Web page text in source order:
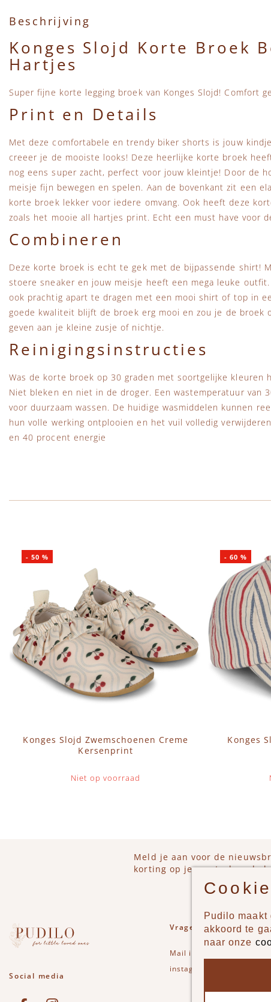
Beschrijving
Konges Slojd Korte Broek
Hartjes
Super fijne korte legging broek van Konges Slojd! Comfort
Print en Details
Met deze comfortabele en trendy biker shorts is jouw
creeer je de mooiste looks! Deze heerlijke korte broek
nog eens super zacht, perfect voor jouw kleintje! Door de
meisje fijn bewegen en spelen. Aan de bovenkant zit een
korte broek lekker voor iedere omvang. Ook heeft deze
zoals het mooie all hartjes print. Echt een must have voor
Combineren
Deze korte broek is echt te gek met de bijpassende shirt!
stoere sneaker en jouw meisje heeft een mega leuke
ook prachtig apart te dragen met een mooi shirt of top in
goede kwaliteit blijft de broek erg mooi en zou je de broek
geven aan je kleine zusje of nichtje.
Reinigingsinstructies
Was de korte broek op 30 graden met soortgelijke kleuren
Niet bleken en niet in de droger. Een wastemperatuur van
voor duurzaam wassen. De huidige wasmiddelen kunnen
hun volle werking ontplooien en het vuil volledig
en 40 procent energie
Konges Slojd Zwemschoenen Creme
Kersenprint
Niet op voorraad
-50 %
Konges
- 60 %
Meld je aan voor de
korting op je eerstvolgende
Social media
See our FacebookBekijk onze Instagram pagina
Vragen of
Mail info@pudilo.nl
instagram
Pudilo
akkoord te
naar onze